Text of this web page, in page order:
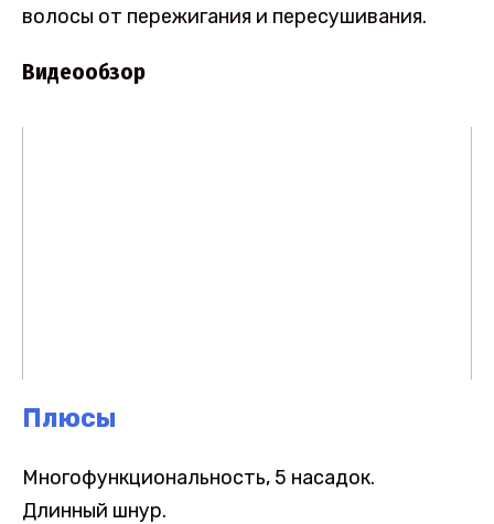
волосы от пережигания и пересушивания.
Видеообзор
Плюсы
Многофункциональность, 5 насадок.
Длинный шнур.